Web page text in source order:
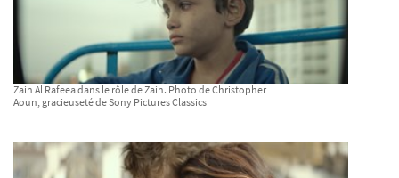
Zain Al Rafeea dans le rôle de Zain. Photo de Christopher
Aoun, gracieuseté de Sony Pictures Classics